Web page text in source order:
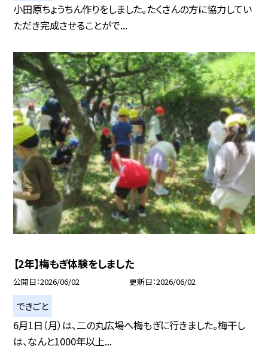
小田原ちょうちん作りをしました。たくさんの方に協力してい
ただき完成させることがで...
【2年】梅もぎ体験をしました
公開日 2026/06/02 更新日 2026/06/02
できごと
6月1日（月）は、二の丸広場へ梅もぎに行きました。梅干し
は、なんと1000年以上...